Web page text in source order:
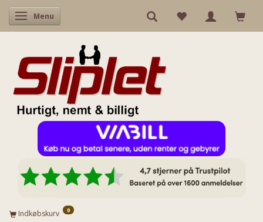
Skifte navigation
Menu
Indkøbskurv 0